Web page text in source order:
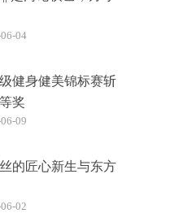
04
健身健美锦标赛斩
奖
09
的匠心新生与东方
02